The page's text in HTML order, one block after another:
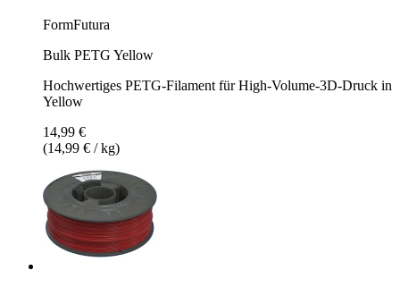
FormFutura
Bulk PETG Yellow
Hochwertiges PETG-Filament für High-Volume-3D-Druck in
Yellow
14,99 €
(14,99 € / kg)